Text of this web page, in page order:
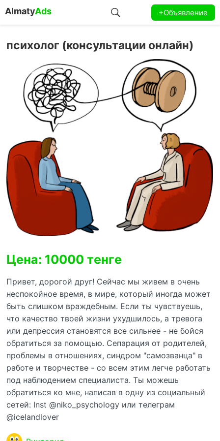
AlmatyAds +Объявление
психолог (консультации онлайн)
Цена: 10000 тенге
Привет, дорогой друг! Сейчас мы живем в очень
неспокойное время, в мире, который иногда может
быть слишком враждебным. Если ты чувствуешь,
что качество твоей жизни ухудшилось, а тревога
или депрессия становятся все сильнее - не бойся
обратиться за помощью. Сепарация от родителей,
проблемы в отношениях, синдром "самозванца" в
работе и творчестве - со всем этим легче работать
под наблюдением специалиста. Ты можешь
обратиться ко мне, написав в одну из социальный
сетей: Inst @niko_psychology или телеграм
@icelandlover